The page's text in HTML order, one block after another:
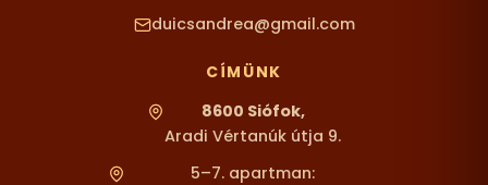
duicsandrea@gmail.com
CÍMÜNK
8600 Siófok,
Aradi Vértanúk útja 9.
5–7. apartman: